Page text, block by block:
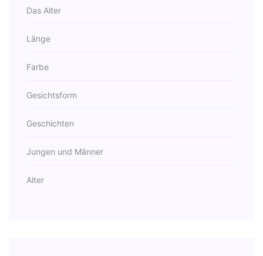
Das Alter
Länge
Farbe
Gesichtsform
Geschichten
Jungen und Männer
Alter